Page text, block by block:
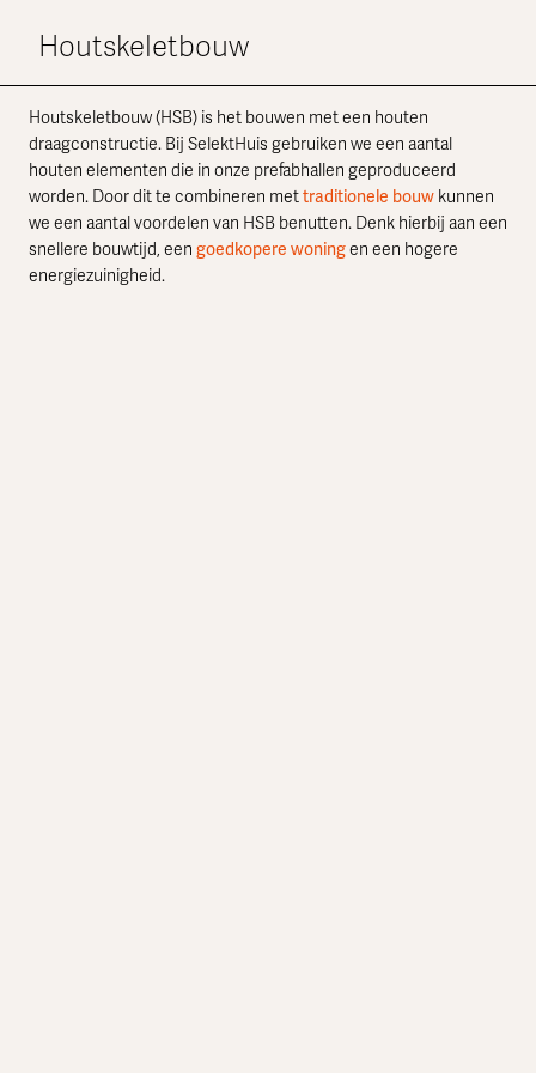
Houtskeletbouw
Houtskeletbouw (HSB) is het bouwen met een houten
draagconstructie. Bij SelektHuis gebruiken we een aantal
houten elementen die in onze prefabhallen geproduceerd
worden. Door dit te combineren mettraditionele bouw kunnen
we een aantal voordelen van HSB benutten. Denk hierbij aan een
snellere bouwtijd, een goedkopere woningen een hogere
energiezuinigheid.